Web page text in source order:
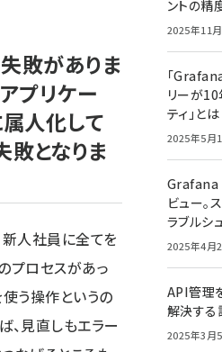
敗がありま
プリケー
属人化して
敗となりま
新人社員に全てを
プロセスがあっ
う操作というの
、見直しもエラー
ントの精
2025年11
「
リーが
ティ」とは
2025年5月
Grafana
ビュー。
ラブルシ
2025年4月
API管理
解決する
2025年3月